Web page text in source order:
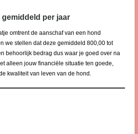
per jaar
omtrent de aanschaf van een hond
we stellen dat deze gemiddeld 800,00 tot
behoorlijk bedrag dus waar je goed over na
alleen jouw financiële situatie ten goede,
kwaliteit van leven van de hond.